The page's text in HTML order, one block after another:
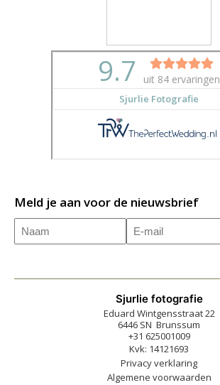
Meld je aan voor de nieuwsbrief
Naam
E-
mailadres(Vereist)
Sjurlie fotografie
Eduard Wintgensstraat 22
6446 SN Brunssum
+31 625001009
Kvk: 14121693
Privacy verklaring
Algemene voorwaarden